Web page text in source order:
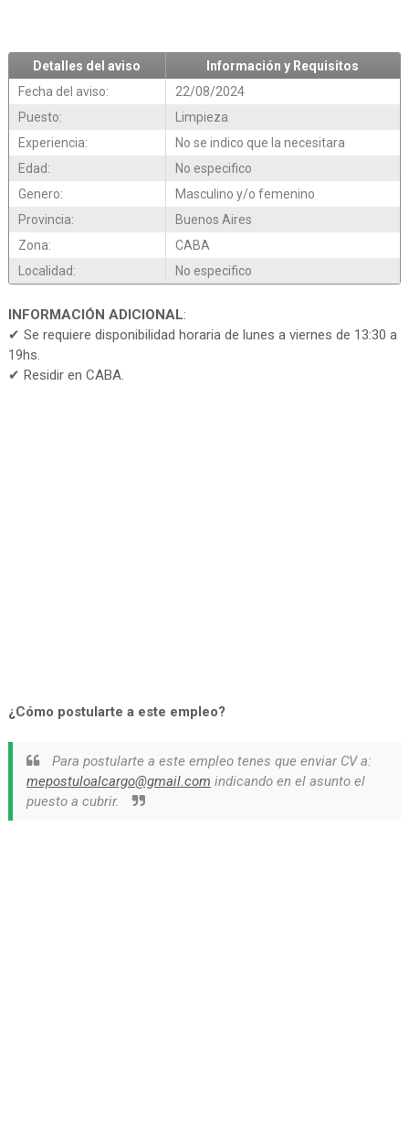
Detalles del aviso
Información y Requisitos
Fecha del aviso:
22/08/2024
Puesto:
Limpieza
Experiencia:
No se indico que la necesitara
Edad:
No especifico
Genero:
Masculino y/o femenino
Provincia:
Buenos Aires
Zona:
CABA
Localidad:
No especifico
INFORMACIÓN ADICIONAL:
✔ Se requiere disponibilidad horaria de lunes a viernes de 13:30 a
19hs.
✔ Residir en CABA.
¿Cómo postularte a este empleo?
Para postularte a este empleo tenes que enviar CV a:
mepostuloalcargo@gmail.com indicando en el asunto el
puesto a cubrir.